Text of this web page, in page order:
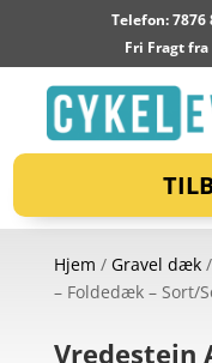
Telefon: 7876
Fri Fragt
Hjem / Gravel dæk/
– Foldedæk – Sort/
Vredestein